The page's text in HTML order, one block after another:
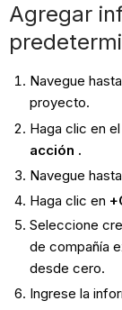
Agregar
Navegue
proyecto.
Haga clic en
acción .
Navegue
Haga clic en
Seleccione
de compañía
desde cero.
Ingrese la